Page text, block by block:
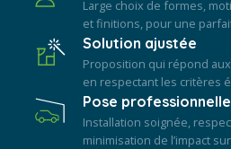
Large choix de formes,
et finitions, pour une
Solution ajustée
Proposition qui répond
en respectant les critères
Pose professionnelle
Installation soignée,
minimisation de l’impact